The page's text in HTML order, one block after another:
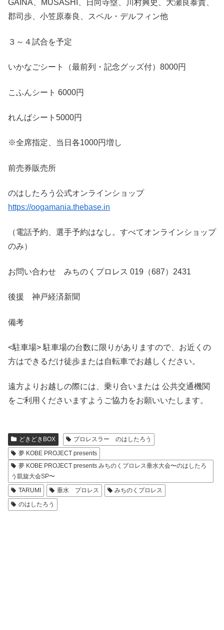
GAINA、MUSASHI、日向寺塁、川村興史、大瀬良泰貴、
郡司歩、小笠原泰良、スペル・デルフィン他
３～４試合を予定
いかなごシート（最前列・記念グッズ付）8000円
こふんシート 6000円
れんばシート5000円
※全席指定、当日各1000円増し
前売券販売所
のはしたろう公式オンラインショップ
https://oogamania.thebase.in
（電話予約、選手予約はなし。すべてオンラインショップ
のみ）
お問い合わせ みちのくプロレス 019（687）2431
後援 神戸経済新聞
備考
<駐車場> 駐車場の台数に限りがありますので、お近くの
方はできるだけ徒歩または自転車でお越しください。
遠方よりお越しの際には、乗り合いまたは 公共交通機関
をご利用くださいますようご協力をお願いいたします。
どきどきBOX
プロレスラー のはしたろう
夢 KOBE PROJECT presents
夢 KOBE PROJECT presents みちのくプロレス垂水大会〜のはしたろ
う凱旋大会SP〜
TARUMI
垂水 プロレス
みちのくプロレス
のはしたろう